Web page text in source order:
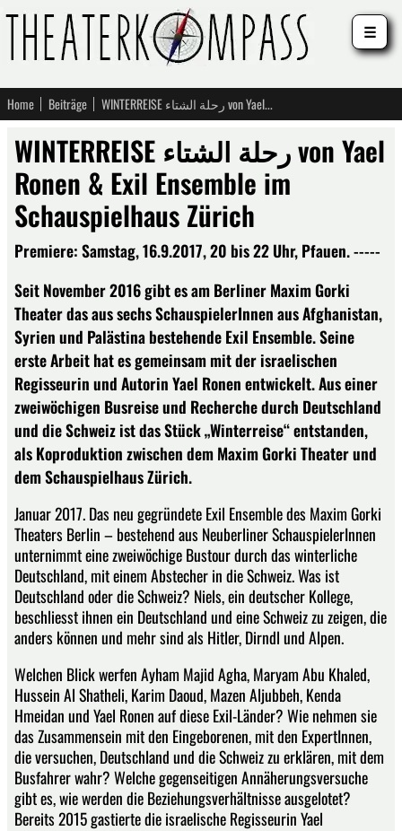
Home Beiträge WINTERREISE رحلة الشتاء von Yael Ronen & Exil Ensemble im Schauspielhaus Zürich
WINTERREISE رحلة الشتاء von Yael
Ronen & Exil Ensemble im
Schauspielhaus Zürich
Premiere: Samstag, 16.9.2017, 20 bis 22 Uhr, Pfauen. -----
Seit November 2016 gibt es am Berliner Maxim Gorki
Theater das aus sechs SchauspielerInnen aus Afghanistan,
Syrien und Palästina bestehende Exil Ensemble. Seine
erste Arbeit hat es gemeinsam mit der israelischen
Regisseurin und Autorin Yael Ronen entwickelt. Aus einer
zweiwöchigen Busreise und Recherche durch Deutschland
und die Schweiz ist das Stück „Winterreise“ entstanden,
als Koproduktion zwischen dem Maxim Gorki Theater und
dem Schauspielhaus Zürich.
Januar 2017. Das neu gegründete Exil Ensemble des Maxim Gorki
Theaters Berlin – bestehend aus Neuberliner SchauspielerInnen
unternimmt eine zweiwöchige Bustour durch das winterliche
Deutschland, mit einem Abstecher in die Schweiz. Was ist
Deutschland oder die Schweiz? Niels, ein deutscher Kollege,
beschliesst ihnen ein Deutschland und eine Schweiz zu zeigen, die
anders können und mehr sind als Hitler, Dirndl und Alpen.
Welchen Blick werfen Ayham Majid Agha, Maryam Abu Khaled,
Hussein Al Shatheli, Karim Daoud, Mazen Aljubbeh, Kenda
Hmeidan und Yael Ronen auf diese Exil-Länder? Wie nehmen sie
das Zusammensein mit den Eingeborenen, mit den ExpertInnen,
die versuchen, Deutschland und die Schweiz zu erklären, mit dem
Busfahrer wahr? Welche gegenseitigen Annäherungsversuche
gibt es, wie werden die Beziehungsverhältnisse ausgelotet?
Bereits 2015 gastierte die israelische Regisseurin Yael
☰